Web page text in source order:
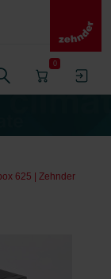
0
625 | Zehnder